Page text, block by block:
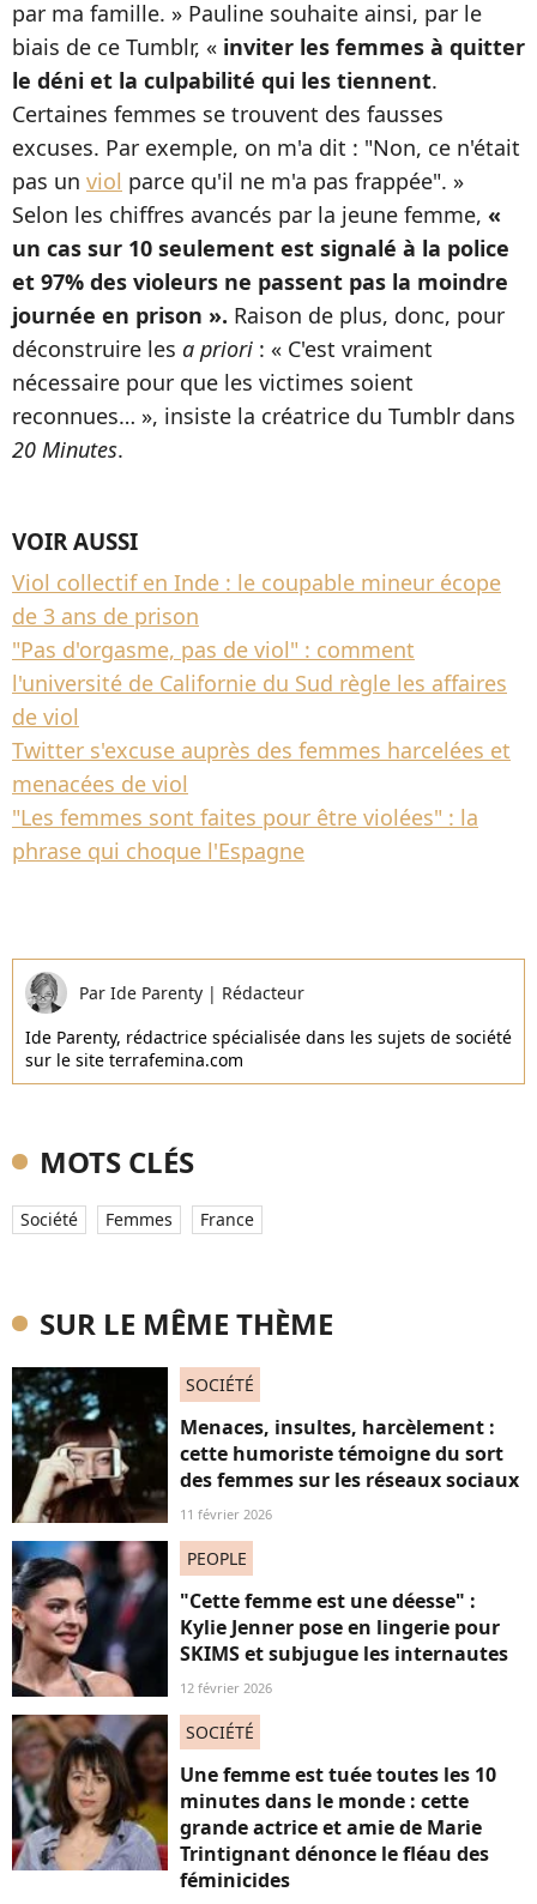
par ma famille. » Pauline souhaite ainsi, par le
biais de ce Tumblr, « inviter les femmes à quitter
le déni et la culpabilité qui les tiennent.
Certaines femmes se trouvent des fausses
excuses. Par exemple, on m'a dit : "Non, ce n'était
pas un viol parce qu'il ne m'a pas frappée". »
Selon les chiffres avancés par la jeune femme, «
un cas sur 10 seulement est signalé à la police
et 97% des violeurs ne passent pas la moindre
journée en prison ». Raison de plus, donc, pour
déconstruire les a priori : « C'est vraiment
nécessaire pour que les victimes soient
reconnues… », insiste la créatrice du Tumblr dans
20 Minutes.
VOIR AUSSI
Viol collectif en Inde : le coupable mineur écope
de 3 ans de prison
"Pas d'orgasme, pas de viol" : comment
l'université de Californie du Sud règle les affaires
de viol
Twitter s'excuse auprès des femmes harcelées et
menacées de viol
"Les femmes sont faites pour être violées" : la
phrase qui choque l'Espagne
Par Ide Parenty | Rédacteur
Ide Parenty, rédactrice spécialisée dans les sujets de société
sur le site terrafemina.com
MOTS CLÉS
Société Femmes France
SUR LE MÊME THÈME
SOCIÉTÉ
Menaces, insultes, harcèlement :
cette humoriste témoigne du sort
des femmes sur les réseaux sociaux
11 février 2026
PEOPLE
"Cette femme est une déesse" :
Kylie Jenner pose en lingerie pour
SKIMS et subjugue les internautes
12 février 2026
SOCIÉTÉ
Une femme est tuée toutes les 10
minutes dans le monde : cette
grande actrice et amie de Marie
Trintignant dénonce le fléau des
féminicides